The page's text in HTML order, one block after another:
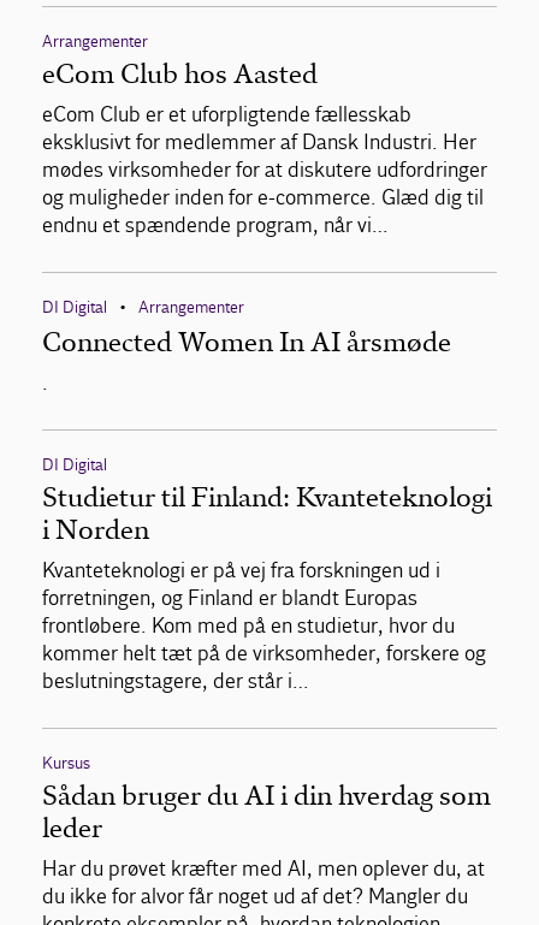
Arrangementer
eCom Club hos Aasted
eCom Club er et uforpligtende fællesskab
eksklusivt for medlemmer af Dansk Industri. Her
mødes virksomheder for at diskutere udfordringer
og muligheder inden for e-commerce. Glæd dig til
endnu et spændende program, når vi…
DI Digital • Arrangementer
Connected Women In AI årsmøde
.
DI Digital
Studietur til Finland: Kvanteteknologi
i Norden
Kvanteteknologi er på vej fra forskningen ud i
forretningen, og Finland er blandt Europas
frontløbere. Kom med på en studietur, hvor du
kommer helt tæt på de virksomheder, forskere og
beslutningstagere, der står i…
Kursus
Sådan bruger du AI i din hverdag som
leder
Har du prøvet kræfter med AI, men oplever du, at
du ikke for alvor får noget ud af det? Mangler du